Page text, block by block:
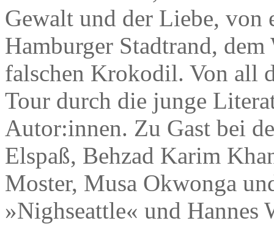
Gewalt und der Liebe, von
Hamburger Stadtrand,
falschen Krokodil. Von all
Tour durch die junge
Autor:innen. Zu Gast bei
Elspaß, Behzad Karim
Moster, Musa Okwonga
»Nighseattle« und Hannes